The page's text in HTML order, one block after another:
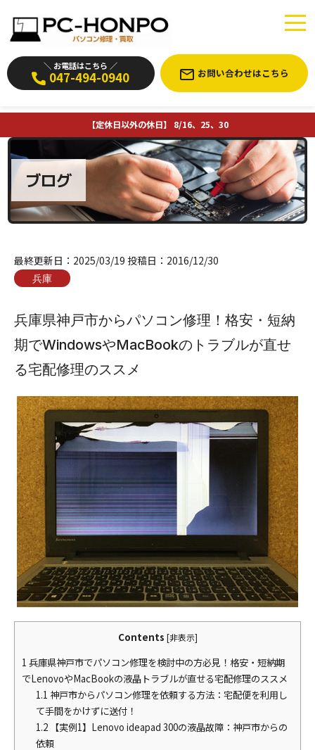
＼ お電話はこちら ／
047-494-0940 お問い合わせはこちら
【定休日以外の休日】 8/16、25、30
ブログ
最終更新日： 2025/03/19 投稿日： 2016/12/30
兵庫
兵庫県神戸市からパソコン修理！格安・短納
期でWindowsやMacBookのトラブルが直せ
る宅配修理のススメ
Contents [非表示]
1 兵庫県神戸市でパソコン修理を検討中の方必見！格安・短納期
でLenovoやMacBookの液晶トラブルが直せる宅配修理のススメ
1.1 神戸市からパソコン修理を依頼する方法：宅配便を利用し
て手間をかけずに送付！
1.2【実例1】Lenovo ideapad 300の液晶故障：神戸市からの
依頼